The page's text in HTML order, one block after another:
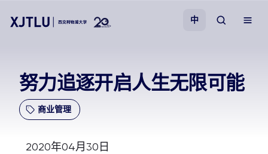
招生
中
努力追逐开启人生无限可能
商业管理
2020年04月30日